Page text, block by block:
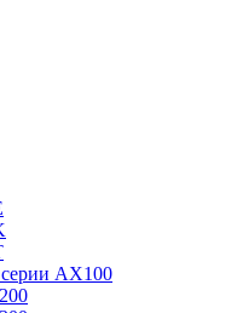
AX100